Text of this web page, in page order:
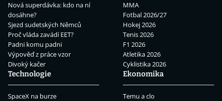
Nová superdávka: kdo na ní
dosáhne?
Sjezd sudetských Němců
Proč vláda zavádí EET?
Padni komu padni
Výpověď z práce vzor
Divoký kačer
MMA
Fotbal 2026/27
Hokej 2026
Tenis 2026
F1 2026
Atletika 2026
Cyklistika 2026
Technologie
SpaceX na burze
Ekonomika
Temu a clo